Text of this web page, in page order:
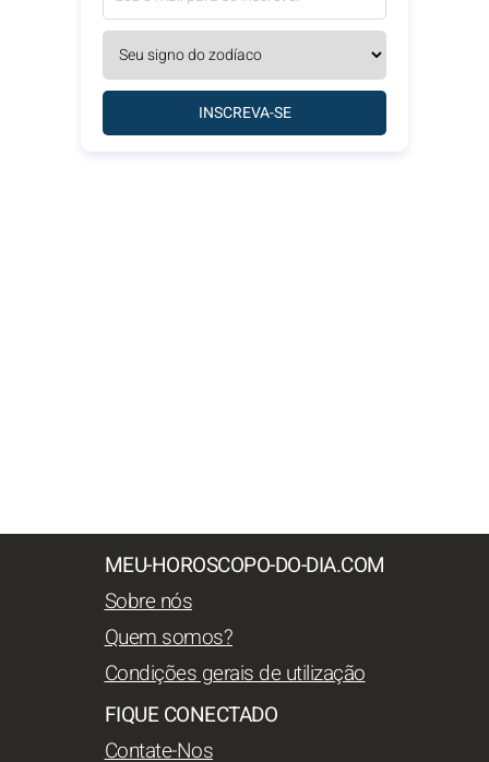
INSCREVA-SE
MEU-HOROSCOPO-DO-DIA.COM
Sobre nós
Quem somos?
Condições gerais de utilização
FIQUE CONECTADO
Contate-Nos